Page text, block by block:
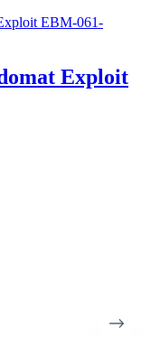
Exploit